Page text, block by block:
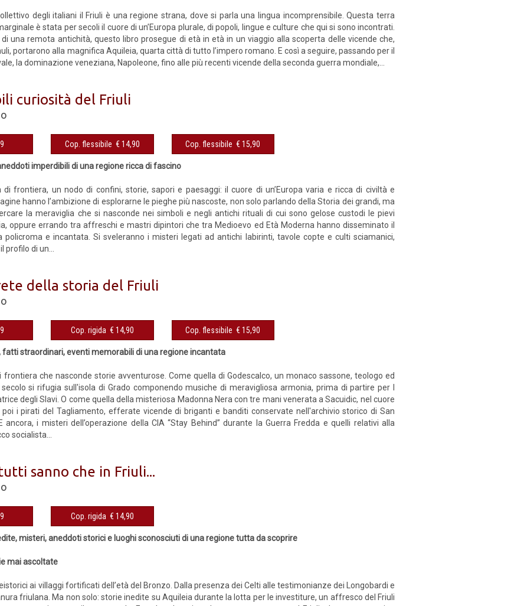
degli italiani il Friuli è una regione strana, dove si parla una lingua incomprensibile. Questa terra
è stata per secoli il cuore di un’Europa plurale, di popoli, lingue e culture che qui si sono incontrati.
una remota antichità, questo libro prosegue di età in età in un viaggio alla scoperta delle vicende che,
portarono alla magnifica Aquileia, quarta città di tutto l’impero romano. E così a seguire, passando per il
la dominazione veneziana, Napoleone, fino alle più recenti vicende della seconda guerra mondiale,...
curiosità del Friuli
Cop. flessibile € 14,90 Cop. flessibile € 15,90
imperdibili di una regione ricca di fascino
di frontiera, un nodo di confini, storie, sapori e paesaggi: il cuore di un’Europa varia e ricca di civiltà e
hanno l’ambizione di esplorarne le pieghe più nascoste, non solo parlando della Storia dei grandi, ma
la meraviglia che si nasconde nei simboli e negli antichi rituali di cui sono gelose custodi le pievi
oppure errando tra affreschi e mastri dipintori che tra Medioevo ed Età Moderna hanno disseminato il
policroma e incantata. Si sveleranno i misteri legati ad antichi labirinti, tavole copte e culti sciamanici,
di un...
della storia del Friuli
Cop. rigida € 14,90 Cop. flessibile € 15,90
fatti straordinari, eventi memorabili di una regione incantata
frontiera che nasconde storie avventurose. Come quella di Godescalco, un monaco sassone, teologo ed
si rifugia sull'isola di Grado componendo musiche di meravigliosa armonia, prima di partire per l
degli Slavi. O come quella della misteriosa Madonna Nera con tre mani venerata a Sacuidic, nel cuore
i pirati del Tagliamento, efferate vicende di briganti e banditi conservate nell'archivio storico di San
ancora, i misteri dell’operazione della CIA “Stay Behind” durante la Guerra Fredda e quelli relativi alla
socialista...
sanno che in Friuli...
Cop. rigida € 14,90
misteri, aneddoti storici e luoghi sconosciuti di una regione tutta da scoprire
mai ascoltate
ai villaggi fortificati dell’età del Bronzo. Dalla presenza dei Celti alle testimonianze dei Longobardi e
friulana. Ma non solo: storie inedite su Aquileia durante la lotta per le investiture, un affresco del Friuli